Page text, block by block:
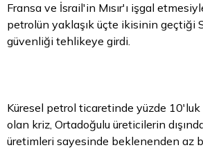
Fransa ve İsrail'in Mısır'ı işgal
petrolün yaklaşık üçte ikisinin geçtiği
güvenliği tehlikeye girdi.
Küresel petrol ticaretinde yüzde
olan kriz, Ortadoğulu üreticilerin
üretimleri sayesinde beklenenden az